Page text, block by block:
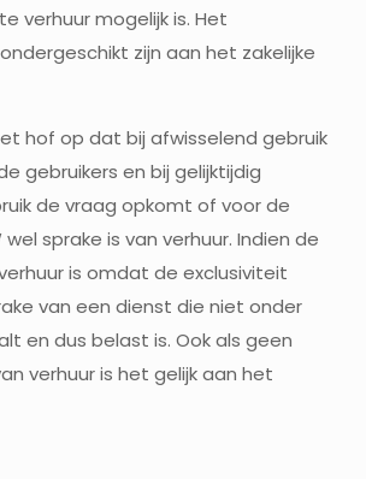
verhuur mogelijk is. Het
zijn aan het zakelijke
hof op dat bij afwisselend gebruik
gebruikers en bij gelijktijdig
de vraag opkomt of voor de
sprake is van verhuur. Indien de
is omdat de exclusiviteit
van een dienst die niet onder
en dus belast is. Ook als geen
verhuur is het gelijk aan het